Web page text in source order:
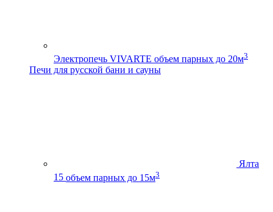
Электропечь VIVARTE объем парных до 20м3
Печи для русской бани и сауны
Ялта
15 объем парных до 15м3